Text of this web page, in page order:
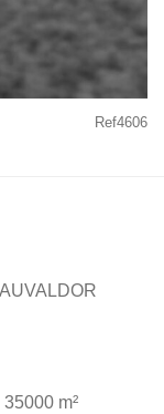
Ref4606
35000 m²